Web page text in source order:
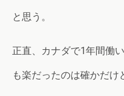
と思う。
正直、カナダで1年間働
も楽だったのは確かだけ